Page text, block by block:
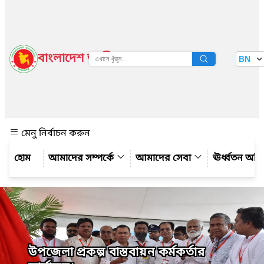
বাংলাদেশ জাতীয় তথ্য বাতায়ন BN
মেনু নির্বাচন করুন
আমাদের সম্পর্কে
আমাদের সেবা ঊর্ধ্বতন
উপজেলা প্রকল্প বাস্তবায়ন কর্মকর্তার